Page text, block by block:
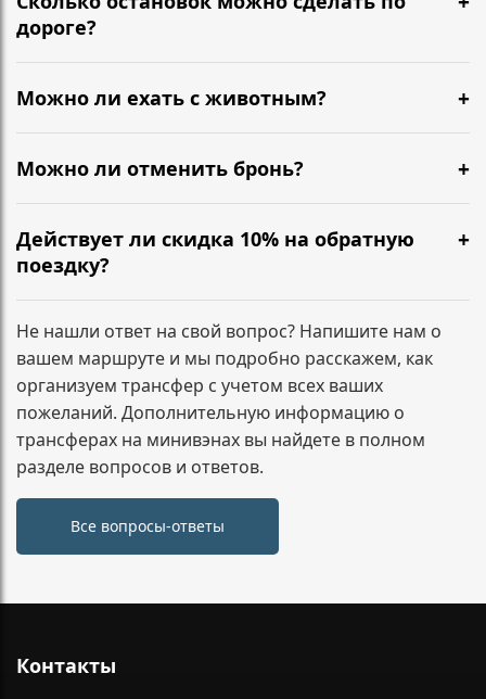
подтверждение, детали поездки и контакты
дороге?
Можно сделать короткие остановки по пути — кофе,
туалет, размяться. Обычно 1–2 разумные паузы не
дополнительным адресам, лучше указать это при
бронировании — зафиксируем маршрут заранее.
Можно ли ехать с животным?
Да, можно. Сообщите заранее, чтобы мы
подготовили салон и согласовали формат
Можно ли отменить бронь?
Да. Условия зависят от времени до подачи
минивэна. Напишите нам, и мы сразу подскажем по
вашему заказу.
Действует ли скидка 10% на обратную
поездку?
Да. При бронировании трансфера туда и обратно
скидка 10% на обратный маршрут применяется
автоматически и фиксируется в подтверждении
заказа.
Не нашли ответ на свой вопрос? Напишите нам о
вашем маршруте и мы подробно расскажем, как
организуем трансфер с учетом всех ваших
пожеланий. Дополнительную информацию о
трансферах на минивэнах вы найдете в полном
разделе вопросов и ответов.
Все вопросы-ответы
Контакты